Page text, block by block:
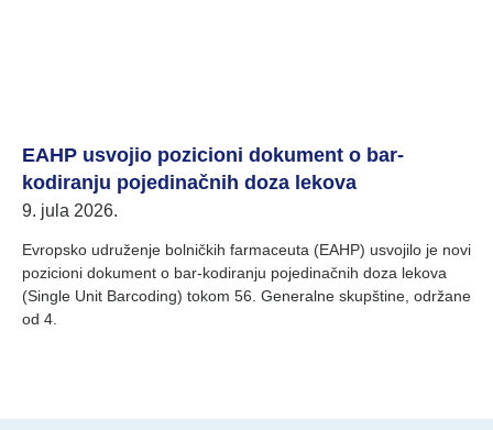
EAHP usvojio pozicioni dokument o bar-
kodiranju pojedinačnih doza lekova
9. jula 2026.
Evropsko udruženje bolničkih farmaceuta (EAHP) usvojilo je novi
pozicioni dokument o bar-kodiranju pojedinačnih doza lekova
(Single Unit Barcoding) tokom 56. Generalne skupštine, održane
od 4.